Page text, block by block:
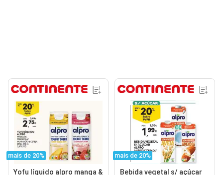
mais de 20%
Yofu líquido alpro manga &
mais de 20%
Bebida vegetal s/ açúcar